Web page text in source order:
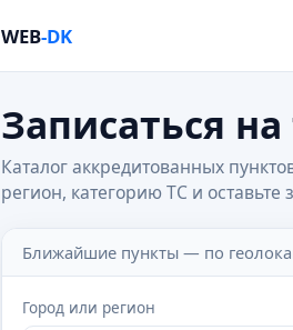
WEB-DK
Записаться
Каталог аккредитованных
регион, категорию ТС и
Ближайшие пункты — по
Город или регион